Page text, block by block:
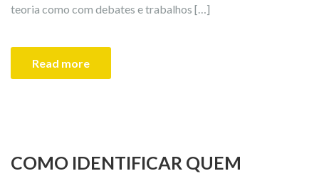
teoria como com debates e trabalhos […]
Read more
COMO IDENTIFICAR QUEM